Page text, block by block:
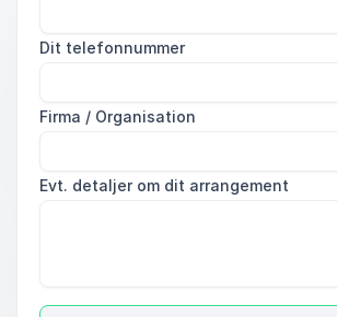
Dit telefonnummer
Firma / Organisation
Evt. detaljer om dit arrangement